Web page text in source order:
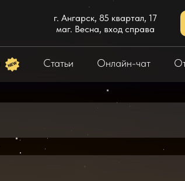
г. Ангарск, 85 квартал, 17
маг. Весна, вход справа
Статьи Онлайн-чат